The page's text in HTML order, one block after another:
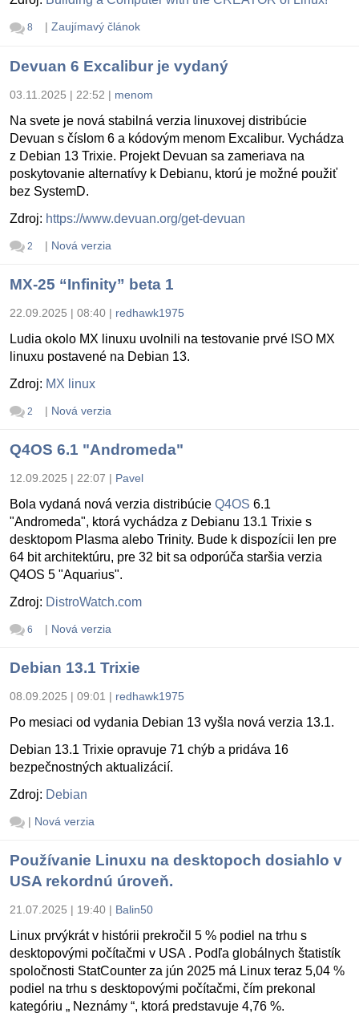
8 | Zaujímavý článok
Devuan 6 Excalibur je vydaný
03.11.2025 | 22:52 | menom
Na svete je nová stabilná verzia linuxovej distribúcie
Devuan s číslom 6 a kódovým menom Excalibur. Vychádza
z Debian 13 Trixie. Projekt Devuan sa zameriava na
poskytovanie alternatívy k Debianu, ktorú je možné použiť
bez SystemD.
Zdroj: https://www.devuan.org/get-devuan
2 | Nová verzia
MX-25 “Infinity” beta 1
22.09.2025 | 08:40 | redhawk1975
Ludia okolo MX linuxu uvolnili na testovanie prvé ISO MX
linuxu postavené na Debian 13.
Zdroj: MX linux
2 | Nová verzia
Q4OS 6.1 "Andromeda"
12.09.2025 | 22:07 | Pavel
Bola vydaná nová verzia distribúcie Q4OS 6.1
"Andromeda", ktorá vychádza z Debianu 13.1 Trixie s
desktopom Plasma alebo Trinity. Bude k dispozícii len pre
64 bit architektúru, pre 32 bit sa odporúča staršia verzia
Q4OS 5 "Aquarius".
Zdroj: DistroWatch.com
6 | Nová verzia
Debian 13.1 Trixie
08.09.2025 | 09:01 | redhawk1975
Po mesiaci od vydania Debian 13 vyšla nová verzia 13.1.
Debian 13.1 Trixie opravuje 71 chýb a pridáva 16
bezpečnostných aktualizácií.
Zdroj: Debian
| Nová verzia
Používanie Linuxu na desktopoch dosiahlo v
USA rekordnú úroveň.
21.07.2025 | 19:40 | Balin50
Linux prvýkrát v histórii prekročil 5 % podiel na trhu s
desktopovými počítačmi v USA . Podľa globálnych štatistík
spoločnosti StatCounter za jún 2025 má Linux teraz 5,04 %
podiel na trhu s desktopovými počítačmi, čím prekonal
kategóriu „ Neznámy “, ktorá predstavuje 4,76 %.